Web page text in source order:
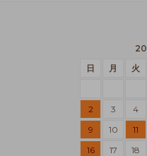
日
月 火
2
3 4
9
10 11
16
17 18